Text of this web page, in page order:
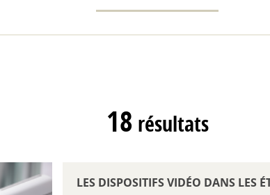
18 résultats
LES DISPOSITIFS VIDÉO DANS LES